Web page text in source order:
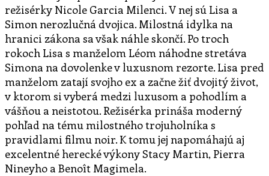
režisérky Nicole Garcia Milenci. V nej sú Lisa a
Simon nerozlučná dvojica. Milostná idylka na
hranici zákona sa však náhle skončí. Po troch
rokoch Lisa s manželom Léom náhodne stretáva
Simona na dovolenke v luxusnom rezorte. Lisa pred
manželom zatají svojho ex a začne žiť dvojitý život,
v ktorom si vyberá medzi luxusom a pohodlím a
vášňou a neistotou. Režisérka prináša moderný
pohľad na tému milostného trojuholníka s
pravidlami filmu noir. K tomu jej napomáhajú aj
excelentné herecké výkony Stacy Martin, Pierra
Nineyho a Benoît Magimela.